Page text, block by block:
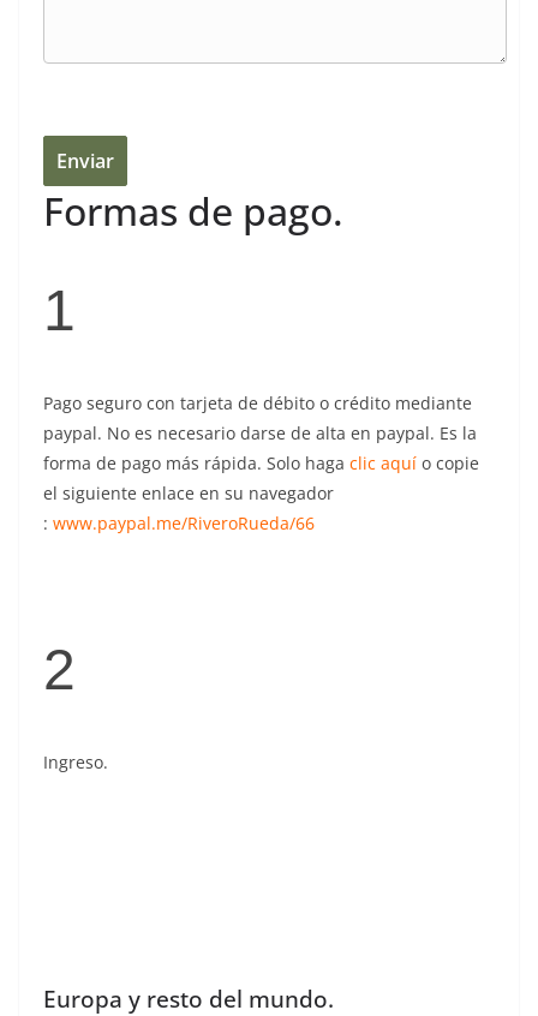
Formas de pago.
1
Pago seguro con tarjeta de débito o crédito mediante
paypal. No es necesario darse de alta en paypal. Es la
forma de pago más rápida. Solo haga clic aquí o copie
el siguiente enlace en su navegador
: www.paypal.me/RiveroRueda/66
2
Ingreso.
Europa y resto del mundo.